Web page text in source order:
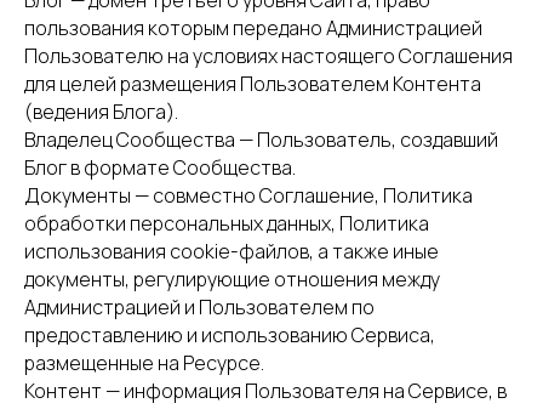
пользования которым передано Администрацией
Пользователю на условиях настоящего Соглашения
для целей размещения Пользователем Контента
(ведения Блога).
Владелец Сообщества — Пользователь, создавший
Блог в формате Сообщества.
Документы — совместно Соглашение, Политика
обработки персональных данных, Политика
использования cookie-файлов, а также иные
документы, регулирующие отношения между
Администрацией и Пользователем по
предоставлению и использованию Сервиса,
размещенные на Ресурсе.
Контент — информация Пользователя на Сервисе, в